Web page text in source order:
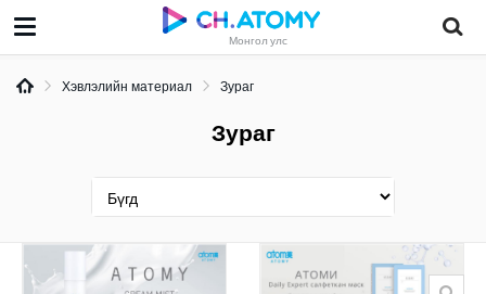
Монгол улс
Хэвлэлийн материал Зураг
Зураг